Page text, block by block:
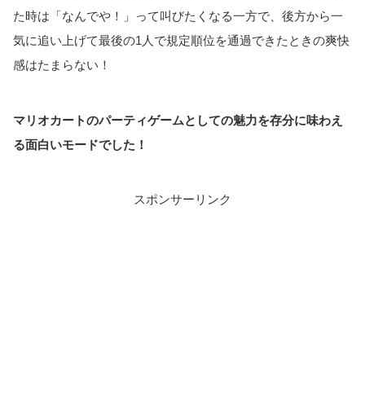
た時は「なんでや！」って叫びたくなる一方で、後方から一
気に追い上げて最後の1人で規定順位を通過できたときの爽快
感はたまらない！
マリオカートのパーティゲームとしての魅力を存分に味わえ
る面白いモードでした！
スポンサーリンク